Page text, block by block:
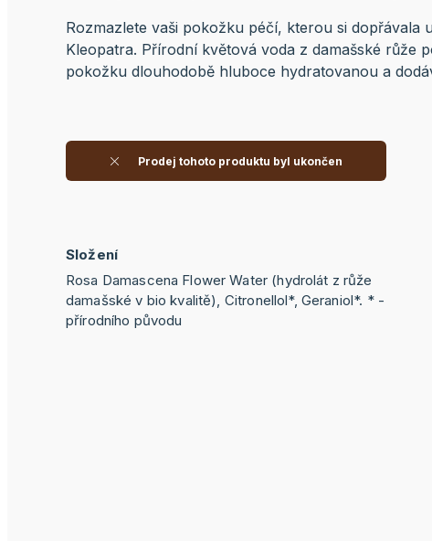
Rozmazlete vaši pokožku péčí, kterou si dopřávala
Kleopatra. Přírodní květová voda z damašské růže
pokožku dlouhodobě hluboce hydratovanou a
Prodej tohoto produktu byl ukončen
Složení
Rosa Damascena Flower Water (hydrolát z růže
damašské v bio kvalitě), Citronellol*, Geraniol*. * -
přírodního původu